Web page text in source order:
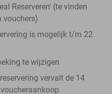
Reserveren' (te vinden
vouchers)
is mogelijk t/m 22
te wijzigen
vervalt de 14